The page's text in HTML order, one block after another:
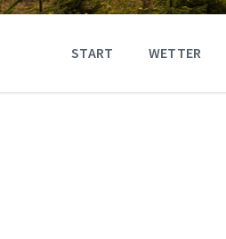
START WETTER